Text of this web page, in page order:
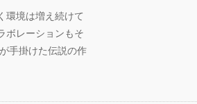
環境は増え続けて
ボレーションもそ
手掛けた伝説の作